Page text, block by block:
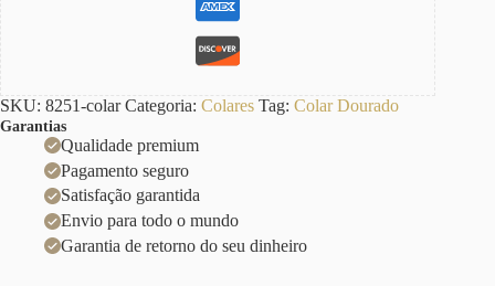
SKU: 8251-colar Categoria: Colares Tag: Colar Dourado
Garantias
Qualidade premium
Pagamento seguro
Satisfação garantida
Envio para todo o mundo
Garantia de retorno do seu dinheiro